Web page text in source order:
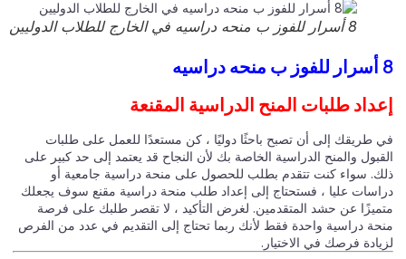
طلبات المنح الدراسية المقنعة
طريقك إلى أن تصبح باحثًا دوليًا ، كن مستعدًا للعمل على طلبات
والمنح الدراسية الخاصة بك لأن النجاح قد يعتمد إلى حد كبير على
سواء كنت تتقدم بطلب للحصول على منحة دراسية جامعية أو
عليا ، فستحتاج إلى إعداد طلب منحة دراسية مقنع سوف يجعلك
عن حشد المتقدمين. لغرض التأكيد ، لا تقصر طلبك على فرصة
دراسية واحدة فقط لأنك ربما تحتاج إلى التقديم في عدد من الفرص
فرصك في الاختيار.